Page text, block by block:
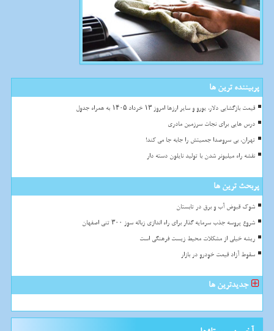
پربیننده ترین ها
قیمت بازگشایی دلار، یورو و سایر ارزها امروز ۱۳ خرداد ۱۴۰۵ به همراه جدول
درس هایی برای نجات سرزمین مادری
تهران، بی سروصدا جمعیتش را جابه جا می کند!
نقشه راه میلیونر شدن با تولید نایلون دسته دار
پربحث ترین ها
شوک قبوض آب و برق در تابستان
شروع پروسه جذب سرمایه گذار برای راه اندازی زباله سوز ۳۰۰ تنی اصفهان
ریشه خیلی از مشکلات محیط زیست فرهنگی است
سقوط آزاد قیمت خودرو در بازار
جدیدترین ها